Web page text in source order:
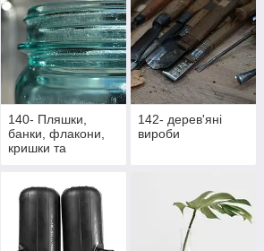
140- Пляшки,
банки, флакони,
кришки та
закупорщики
142- дерев'яні
вироби